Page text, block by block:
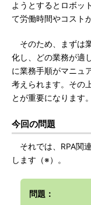
ようとするとロボッ
て労働時間やコスト
そのため、まずは
化し、どの業務が適
に業務手順がマニュ
考えられます。その
とが重要になります。
今回の問題
それでは、RPA関
します（※）。
問題：